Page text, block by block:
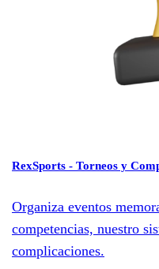
RexSports - Torneos y
Organiza eventos
competencias, nuestro
complicaciones.